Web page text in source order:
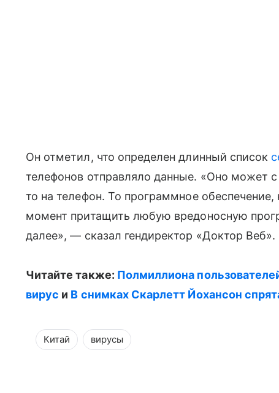
Он отметил, что определен длинный список
телефонов отправляло данные. «Оно может
то на телефон. То программное
момент притащить любую вредоносную
далее», — сказал гендиректор «Доктор Веб».
Читайте также: Полмиллиона
вирус и В снимках Скарлетт Йохансон
Китай вирусы